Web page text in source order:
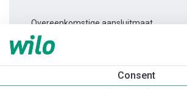
Consent
Overeenkomstige aansluitmaat.
Productinformatie